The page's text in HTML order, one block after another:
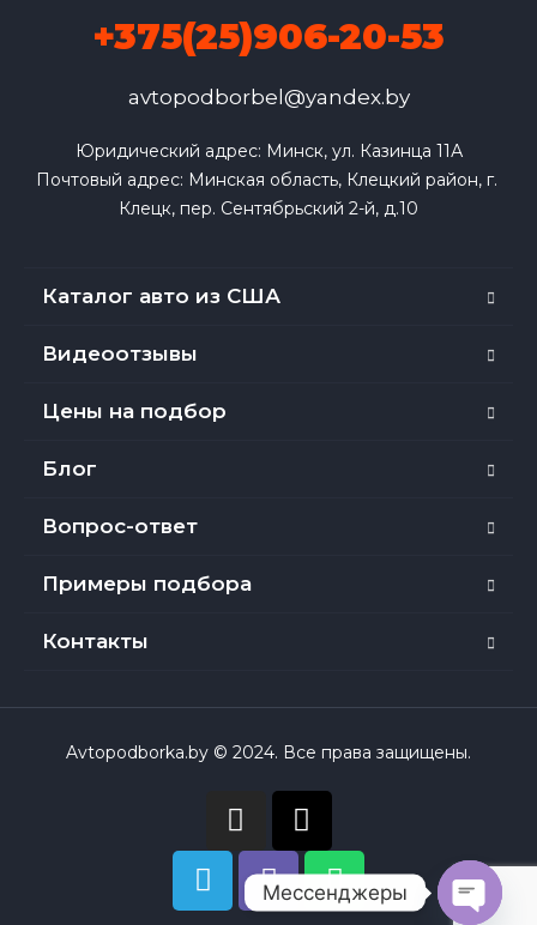
+375(25)906-20-53
avtopodborbel@yandex.by
Юридический адрес: Минск, ул. Казинца 11А
Почтовый адрес: Минская область, Клецкий район, г.
Клецк, пер. Сентябрьский 2-й, д.10
Каталог авто из США
Видеоотзывы
Цены на подбор
Блог
Вопрос-ответ
Примеры подбора
Контакты
Avtopodborka.by © 2024. Все права защищены.
Мессенджеры